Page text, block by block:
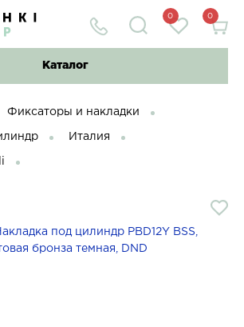
0 0
Каталог
Фиксаторы и накладки
Италия